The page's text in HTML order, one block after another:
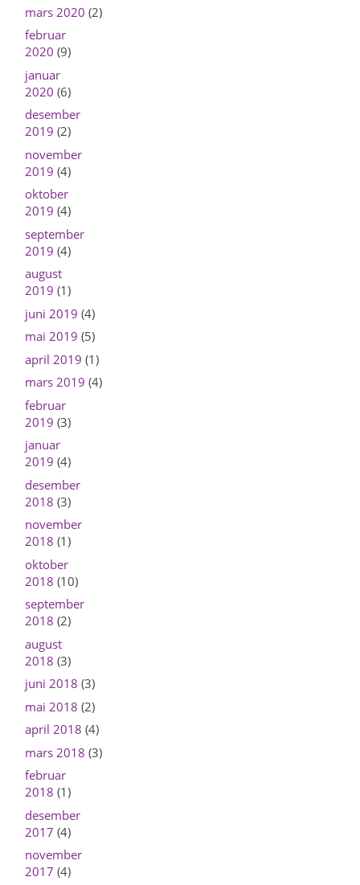
mars 2020 (2)
februar
2020 (9)
januar
2020 (6)
desember
2019 (2)
november
2019 (4)
oktober
2019 (4)
september
2019 (4)
august
2019 (1)
juni 2019 (4)
mai 2019 (5)
april 2019 (1)
mars 2019 (4)
februar
2019 (3)
januar
2019 (4)
desember
2018 (3)
november
2018 (1)
oktober
2018 (10)
september
2018 (2)
august
2018 (3)
juni 2018 (3)
mai 2018 (2)
april 2018 (4)
mars 2018 (3)
februar
2018 (1)
desember
2017 (4)
november
2017 (4)